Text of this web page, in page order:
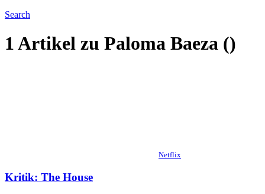
Search
1 Artikel zu Paloma Baeza ()
Netflix
Kritik: The House